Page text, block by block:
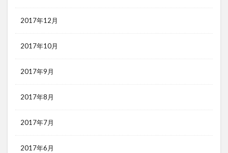
2017年12月
2017年10月
2017年9月
2017年8月
2017年7月
2017年6月